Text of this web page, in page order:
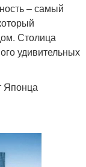
– самый
Столица
удивительных
Японца